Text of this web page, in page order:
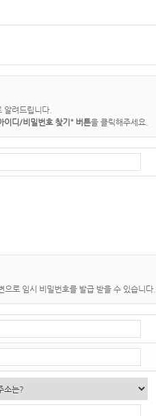
려드립니다.
이디/비밀번호 찾기" 버튼을 클릭해주세요.
로 임시 비밀번호를 발급 받을 수 있습니다.